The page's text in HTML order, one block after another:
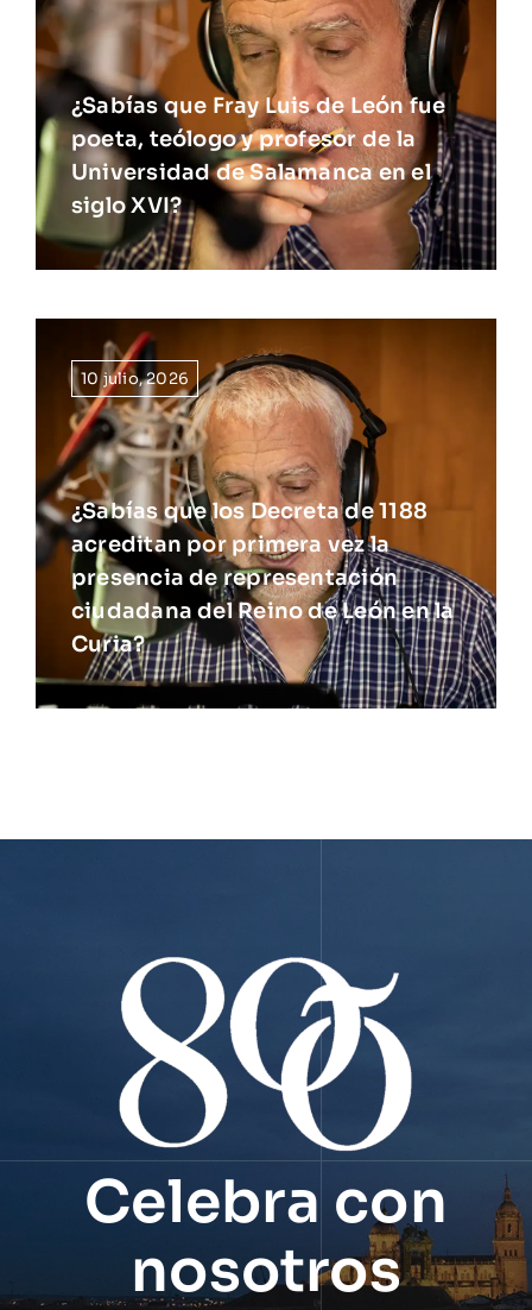
¿Sabías que Fray Luis de León fue
poeta, teólogo y profesor de la
Universidad de Salamanca en el
siglo XVI?
10 julio, 2026
¿Sabías que los Decreta de 1188
acreditan por primera vez la
presencia de representación
ciudadana del Reino de León en la
Curia?
Celebra con
nosotros